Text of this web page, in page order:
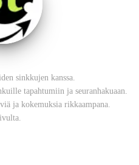
sinkkujen kanssa.
tapahtumiin ja seuranhakuaan.
ja kokemuksia rikkaampana.